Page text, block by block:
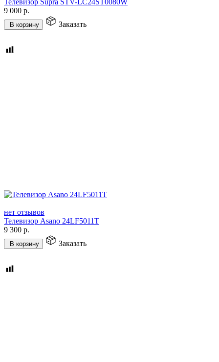
9 000 р.
В корзину Заказать
нет отзывов
Телевизор Asano 24LF5011T
9 300 р.
В корзину Заказать